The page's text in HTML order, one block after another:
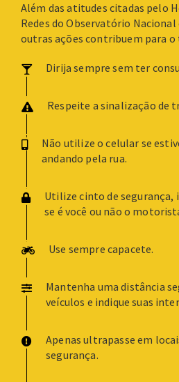
Além das atitudes citadas pelo
Redes do Observatório Nacional
outras ações contribuem para
Dirija sempre sem ter
Respeite a sinalização de
Não utilize o celular se
andando pela rua.
Utilize cinto de segurança,
se é você ou não o
Use sempre capacete.
Mantenha uma distância
veículos e indique suas
Apenas ultrapasse em
segurança.